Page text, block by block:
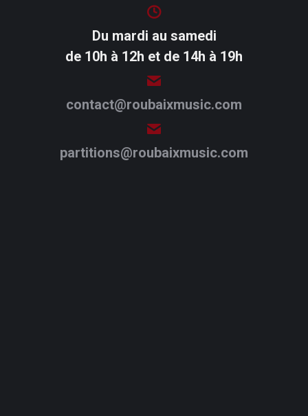
Du mardi au samedi
de 10h à 12h et de 14h à 19h
contact@roubaixmusic.com
partitions@roubaixmusic.com